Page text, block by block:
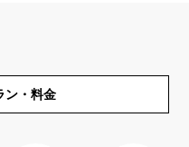
ン・料金